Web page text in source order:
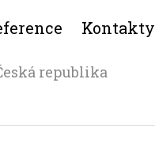
Kontakty
republika